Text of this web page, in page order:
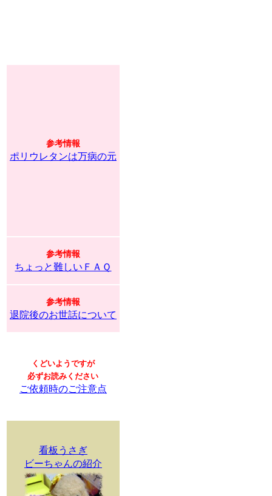
参考情報
ポリウレタンは万病の元
参考情報
ちょっと難しいＦＡＱ
参考情報
退院後のお世話について
くどいようですが
必ずお読みください
ご依頼時のご注意点
看板うさぎ
ビーちゃんの紹介